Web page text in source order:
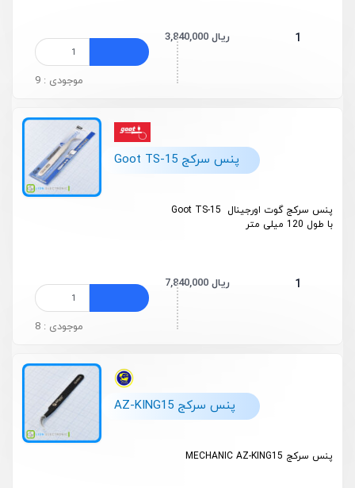
1 3,840,000 ریال
موجودی : 9
پنس سرکج Goot TS-15
پنس سرکج گوت اورجینال Goot TS-15
با طول 120 میلی متر
1 7,840,000 ریال
موجودی : 8
پنس سرکج AZ-KING15
پنس سرکج MECHANIC AZ-KING15